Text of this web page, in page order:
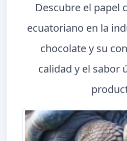
Descubre el papel
ecuatoriano en la
chocolate y su
calidad y el sabor